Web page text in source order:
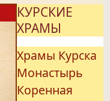
КУРСКИЕ
ХРАМЫ
Храмы Курска
Монастырь
Коренная